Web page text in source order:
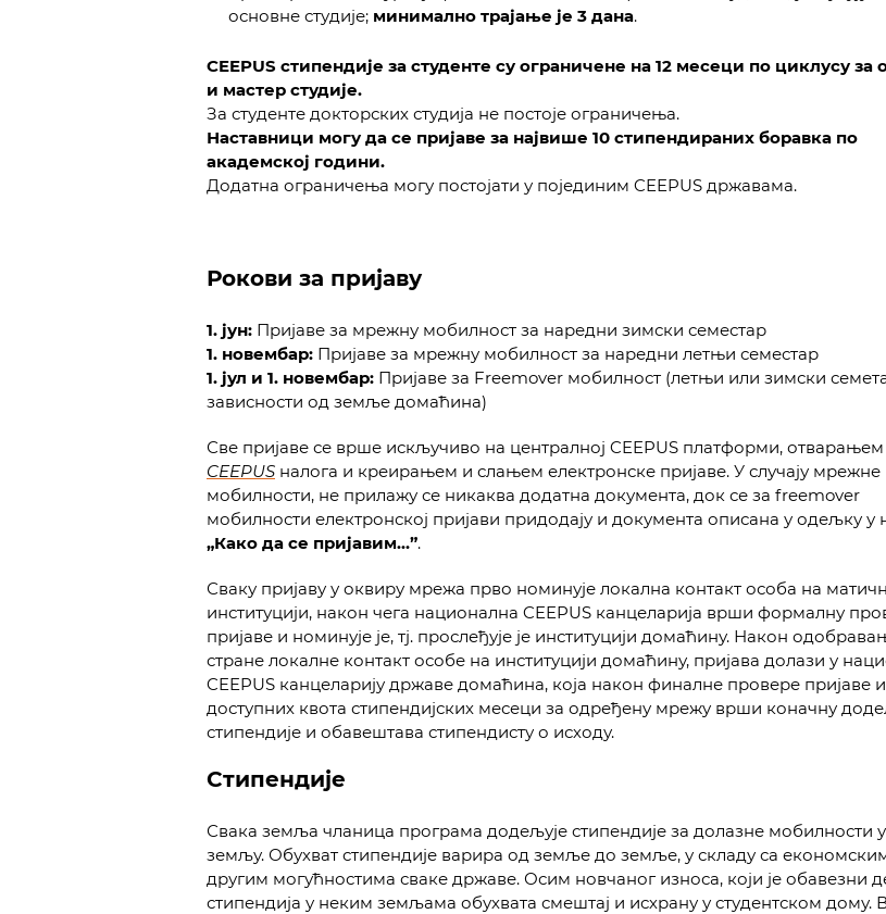
основне студије; минимално трајање је 3 дана.
CEEPUS стипендије за студенте су ограничене на 12 месеци по циклусу за
и мастер студије.
За студенте докторских студија не постоје ограничења.
Наставници могу да се пријаве за највише 10 стипендираних боравка по
академској години.
Додатна ограничења могу постојати у појединим CEEPUS државама.
Рокови за пријаву
1. јун: Пријаве за мрежну мобилност за наредни зимски семестар
1. новембар: Пријаве за мрежну мобилност за наредни летњи семестар
1. јул и 1. новембар: Пријаве за Freemover мобилност (летњи или зимски
зависности од земље домаћина)
Све пријаве се врше искључиво на централној CEEPUS платформи, отварањем
CEEPUS налога и креирањем и слањем електронске пријаве. У случају мрежне
мобилности, не прилажу се никаква додатна документа, док се за freemover
мобилности електронској пријави придодају и документа описана у одељку у
„Како да се пријавим…”.
Сваку пријаву у оквиру мрежа прво номинује локална контакт особа на
институцији, након чега национална CEEPUS канцеларија врши формалну
пријаве и номинује је, тј. прослеђује је институцији домаћину. Након
стране локалне контакт особе на институцији домаћину, пријава долази у
CEEPUS канцеларију државе домаћина, која након финалне провере пријаве и
доступних квота стипендијских месеци за одређену мрежу врши коначну
стипендије и обавештава стипендисту о исходу.
Стипендије
Свака земља чланица програма додељује стипендије за долазне мобилности у
земљу. Обухват стипендије варира од земље до земље, у складу са
другим могућностима сваке државе. Осим новчаног износа, који је обавезни
стипендија у неким земљама обухвата смештај и исхрану у студентском дому.